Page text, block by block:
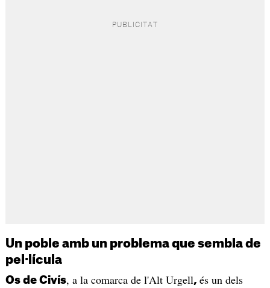
Un poble amb un problema que sembla de
pel·lícula
Os de Civís, a la comarca de l'Alt Urgell, és un dels